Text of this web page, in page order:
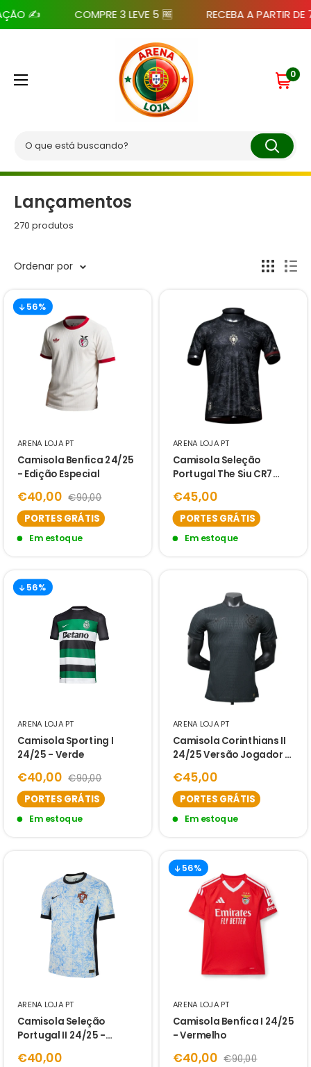
Pular
para
✍️ COMPRE 3 LEVE 5 🆓 RECEBA A PARTIR DE 7
Arena
Loja
0
Lançamentos
270 produtos
Ordenar por
56%
ARENA LOJA PT
Camisola Benfica 24/25
- Edição Especial
€40,00 €90,00
PORTES GRÁTIS
Em estoque
ARENA LOJA PT
Camisola Seleção
Portugal The Siu CR7
€45,00
PORTES GRÁTIS
Em estoque
56%
ARENA LOJA PT
Camisola Sporting I
24/25 - Verde
€40,00 €90,00
PORTES GRÁTIS
Em estoque
ARENA LOJA PT
Camisola Corinthians II
24/25 Versão Jogador -
€45,00
PORTES GRÁTIS
Em estoque
ARENA LOJA PT
Camisola Seleção
Portugal II 24/25 -
€40,00
56%
ARENA LOJA PT
Camisola Benfica I 24/25
- Vermelho
€40,00 €90,00